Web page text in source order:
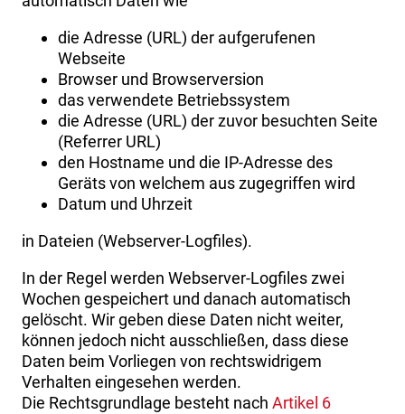
die Adresse (URL) der aufgerufenen
Webseite
Browser und Browserversion
das verwendete Betriebssystem
die Adresse (URL) der zuvor besuchten Seite
(Referrer URL)
den Hostname und die IP-Adresse des
Geräts von welchem aus zugegriffen wird
Datum und Uhrzeit
in Dateien (Webserver-Logfiles).
In der Regel werden Webserver-Logfiles zwei
Wochen gespeichert und danach automatisch
gelöscht. Wir geben diese Daten nicht weiter,
können jedoch nicht ausschließen, dass diese
Daten beim Vorliegen von rechtswidrigem
Verhalten eingesehen werden.
Die Rechtsgrundlage besteht nach Artikel 6